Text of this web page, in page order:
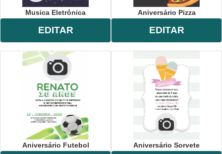
Musica Eletrônica
EDITAR
Aniversário Pizza
EDITAR
Aniversário Futebol Aniversário Sorvete